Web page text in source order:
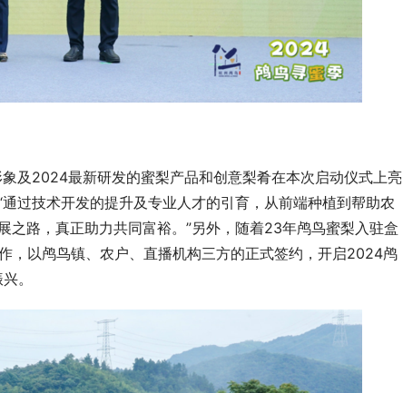
及2024最新研发的蜜梨产品和创意梨肴在本次启动仪式上亮
过技术开发的提升及专业人才的引育，从前端种植到帮助农
之路，真正助力共同富裕。”另外，随着23年鸬鸟蜜梨入驻盒
，以鸬鸟镇、农户、直播机构三方的正式签约，开启2024鸬
。